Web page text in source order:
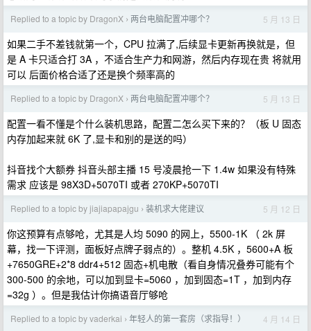
Replied to a topic by DragonX › 两台电脑配置冲哪个？ 5 月 13 日
如果二手不差钱就第一个，CPU 拉满了,后续显卡更新再换就是，但
是 A 卡只适合打 3A ，不适合生产力和网游，然后内存现在贵 将就用
可以 后面价格合适了还是换个频率高的
Replied to a topic by DragonX › 两台电脑配置冲哪个？ 5 月 13 日
配置一看不懂是个什么装机思路，配置二怎么买下来的？（板 U 固态
内存加起来就 6K 了,显卡和别的是送的吗）
抖音找个大额券 抖音头部主播 15 号凌晨抢一下 1.4w 如果没有特殊
需求 应该是 98X3D+5070TI 或者 270KP+5070TI
Replied to a topic by jiajiapapajgu › 装机求大佬建议 5 月 12 日
你这预算有点够呛，尤其是人均 5090 的网上，5500-1K （ 2k 屏
幕，找一下评测，面板好点牌子弱点的）。整机 4.5K ，5600+A 板
+7650GRE+2*8 ddr4+512 固态+机电散（看自身情况叠券可能有个
300-500 的余地，可以加到显卡=5060 ，加到固态=1T ，加到内存
=32g ）。但是我估计你搞语音厅够呛
Replied to a topic by vaderkai › 年轻人的第一套房（求指导！） 4 月 14 日